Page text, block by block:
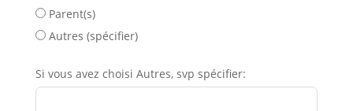
Parent(s)
Autres (spécifier)
Si vous avez choisi Autres, svp spécifier: